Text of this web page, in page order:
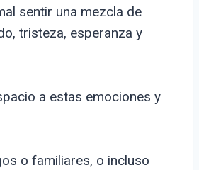
sentir una mezcla de
tristeza, esperanza y
a estas emociones y
o familiares, o incluso